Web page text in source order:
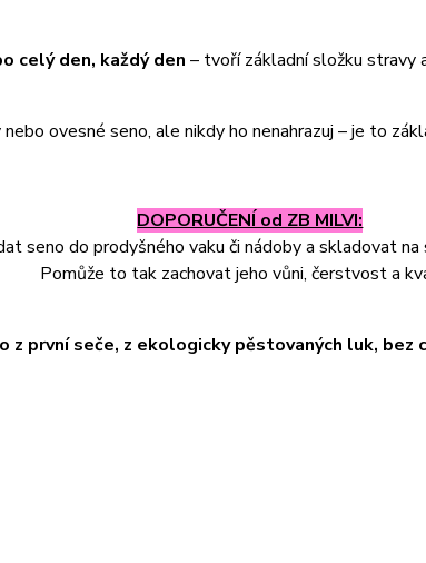
celý den, každý den – tvoří základní složku
ovesné seno, ale nikdy ho nenahrazuj – je to
DOPORUČENÍ od ZB MILVI:
seno do prodyšného vaku či nádoby a skladovat
Pomůže to tak zachovat jeho vůni, čerstvost a
z první seče, z ekologicky pěstovaných luk, bez